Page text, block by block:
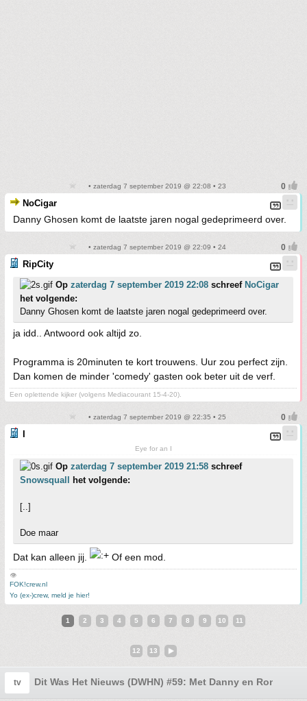
• zaterdag 7 september 2019 @ 22:08 • 23
NoCigar
Danny Ghosen komt de laatste jaren nogal gedeprimeerd over.
• zaterdag 7 september 2019 @ 22:09 • 24
RipCity
Op zaterdag 7 september 2019 22:08 schreef NoCigar
het volgende:
Danny Ghosen komt de laatste jaren nogal gedeprimeerd over.
ja idd.. Antwoord ook altijd zo.
Programma is 20minuten te kort trouwens. Uur zou perfect zijn.
Dan komen de minder 'comedy' gasten ook beter uit de verf.
Een oplettende kijker (volgens Mediacourant 15-4-20).
• zaterdag 7 september 2019 @ 22:35 • 25
Eye for an I
Op zaterdag 7 september 2019 21:58 schreef
Snowsquall
het volgende:
[..]
Doe maar
Dat kan alleen jij. Of een mod.
👁
FOK!crew.nl
Yo (ex-)crew, meld je hier!
1 2 3 4 5 6 7 8 9 10 11
12 13
tv Dit Was Het Nieuws (DWHN) #59: Met Danny en Ronald